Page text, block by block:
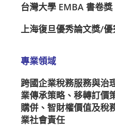
台灣大學 EMBA 書卷
上海復旦優秀論文獎/
專業領域
跨國企業稅務服務與治
業傳承策略、移轉訂價
購併、智財權價值及稅
業社會責任